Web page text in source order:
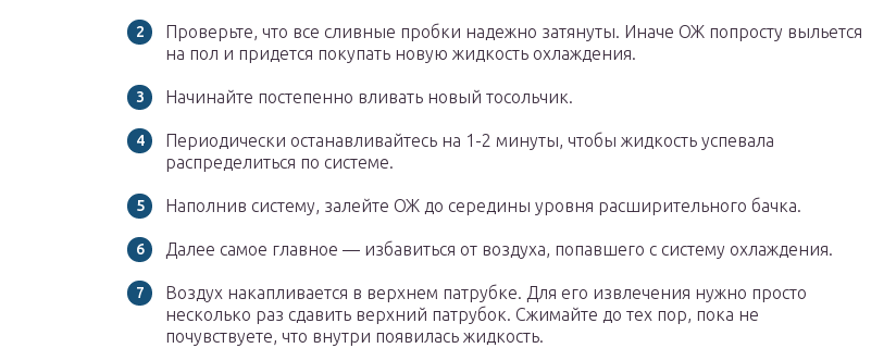
Проверьте, что все сливные пробки надежно затянуты. Иначе ОЖ попросту выльется
на пол и придется покупать новую жидкость охлаждения.
Начинайте постепенно вливать новый тосольчик.
Периодически останавливайтесь на 1-2 минуты, чтобы жидкость успевала
распределиться по системе.
Наполнив систему, залейте ОЖ до середины уровня расширительного бачка.
Далее самое главное — избавиться от воздуха, попавшего с систему охлаждения.
Воздух накапливается в верхнем патрубке. Для его извлечения нужно просто
несколько раз сдавить верхний патрубок. Сжимайте до тех пор, пока не
почувствуете, что внутри появилась жидкость.